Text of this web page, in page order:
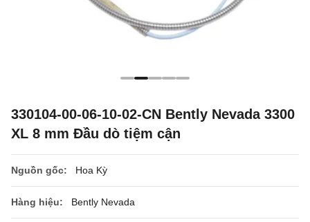
330104-00-06-10-02-CN Bently Nevada 3300
XL 8 mm Đầu dò tiệm cận
Nguồn gốc: Hoa Kỳ
Hàng hiệu: Bently Nevada